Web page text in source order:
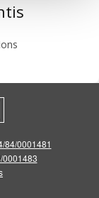
84/0001481
0001483